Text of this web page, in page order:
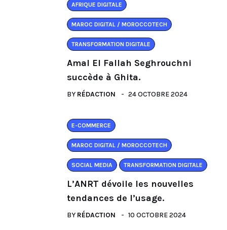
AFRIQUE DIGITALE
MAROC DIGITAL / MOROCCOTECH
TRANSFORMATION DIGITALE
Amal El Fallah Seghrouchni
succède à Ghita.
BY RÉDACTION 24 OCTOBRE 2024
E-COMMERCE
MAROC DIGITAL / MOROCCOTECH
SOCIAL MEDIA TRANSFORMATION DIGITALE
L’ANRT dévoile les nouvelles
tendances de l’usage.
BY RÉDACTION 10 OCTOBRE 2024